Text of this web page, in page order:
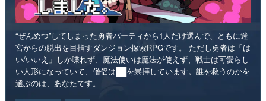
“ぜんめつ”してしまった勇者パーティから1人だけ選んで、ともに迷
宮からの脱出を目指すダンジョン探索RPGです。 ただし勇者は「は
い/いいえ」しか喋れず、魔法使いは魔法が使えず、戦士は可愛らし
い人形になっていて、僧侶は██を崇拝しています。誰を救うのかを
選ぶのは、あなたです。